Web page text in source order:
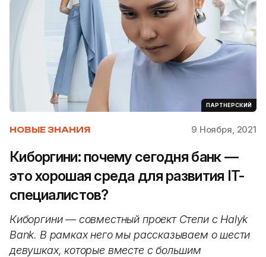
ПАРТНЕРСКИЙ
НОВЫЕ ЗНАНИЯ 9 Ноября, 2021
Киборгини: почему сегодня банк —
это хорошая среда для развития IT-
специалистов?
Киборгини — совместный проект Степи с Halyk
Bank. В рамках него мы рассказываем о шести
девушках, которые вместе с большим